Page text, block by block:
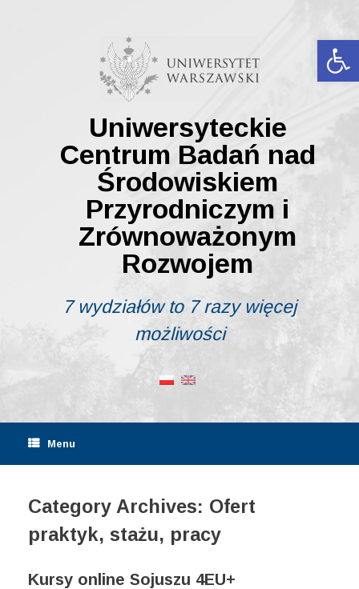
Uniwersyteckie
Centrum Badań nad
Środowiskiem
Przyrodniczym i
Zrównoważonym
Rozwojem
7 wydziałów to 7 razy więcej
możliwości
Menu
Category Archives: Ofert
praktyk, stażu, pracy
Kursy online Sojuszu 4EU+